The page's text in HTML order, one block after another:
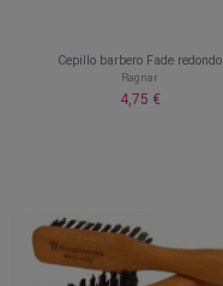
Cepillo barbero Fade redondo
Ragnar
4,75 €